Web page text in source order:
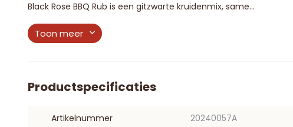
Black Rose BBQ Rub is een gitzwarte kruidenmix, same...
Toon meer
Productspecificaties
Artikelnummer 20240057A